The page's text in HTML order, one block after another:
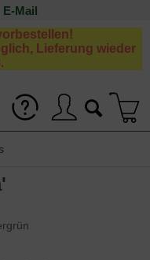
Lieferung wieder